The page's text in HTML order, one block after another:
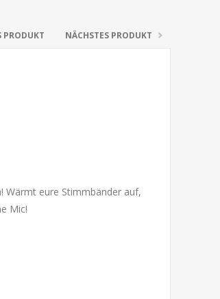
PRODUKT NÄCHSTES PRODUKT
Wärmt eure Stimmbänder auf,
Mic!